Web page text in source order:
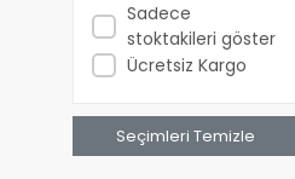
Sadece
stoktakileri göster
Ücretsiz Kargo
Seçimleri Temizle